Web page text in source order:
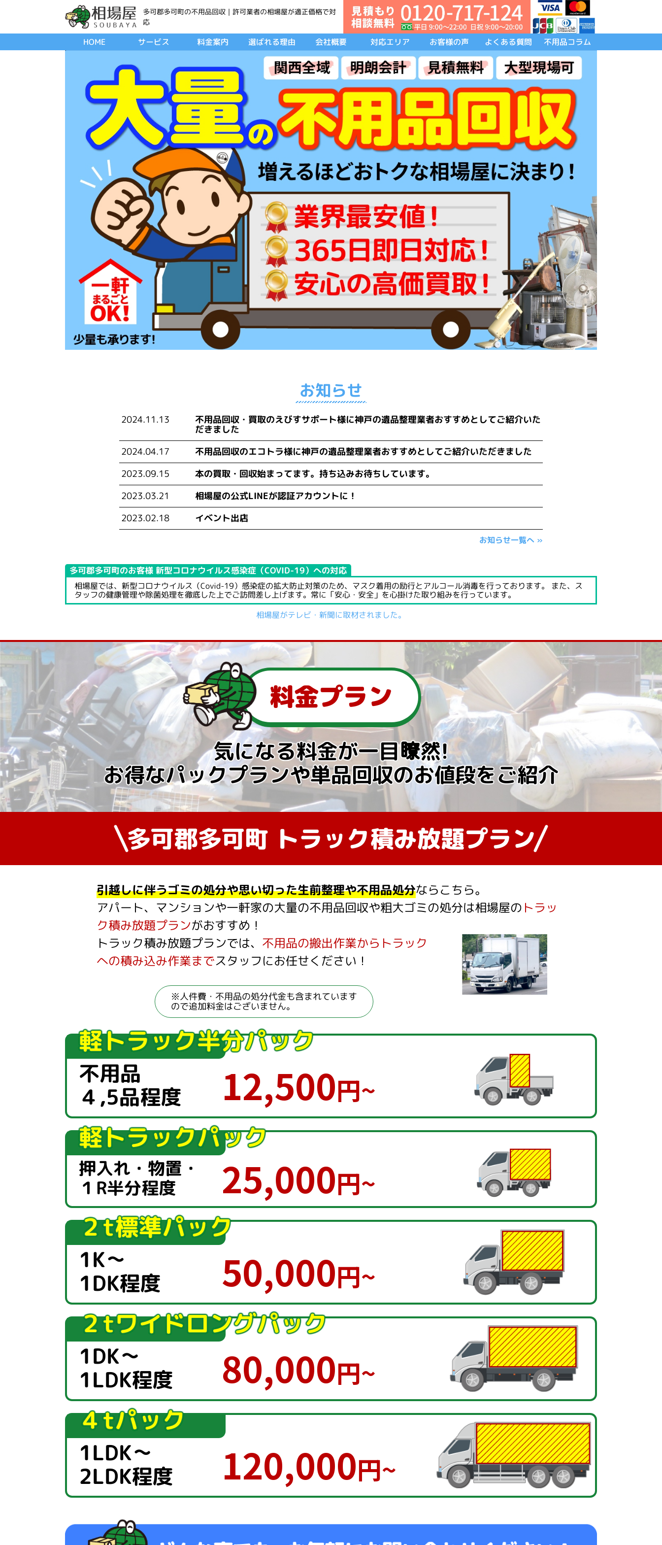
多可郡多可町の不用品回収｜許可業者の相場屋が適正価格で対
応
HOME サービス 料金案内 選ばれる理由 会社概要 対応エリア お客様の声 よくある質問 不用品コラム
お知らせ
2024.11.13
不用品回収・買取のえびすサポート様に神戸の遺品整理業者おすすめとしてご紹介いた
だきました
2024.04.17
不用品回収のエコトラ様に神戸の遺品整理業者おすすめとしてご紹介いただきました
2023.09.15
本の買取・回収始まってます。持ち込みお待ちしています。
2023.03.21
相場屋の公式LINEが認証アカウントに！
2023.02.18
イベント出店
お知らせ一覧へ »
多可郡多可町のお客様 新型コロナウイルス感染症 （COVID-19） への対応
相場屋では、新型コロナウイルス（Covid-19）感染症の拡大防止対策のため、マスク着用の励行とアルコール消毒を行っております。 また、ス
タッフの健康管理や除菌処理を徹底した上でご訪問差し上げます。常に「安心・安全」を心掛けた取り組みを行っています。
相場屋がテレビ・新聞に取材されました。
料金プラン
気になる料金が一目瞭然!
お得なパックプランや単品回収のお値段をご紹介
多可郡多可町 トラック積み放題プラン
引越しに伴うゴミの処分や思い切った生前整理や不用品処分ならこちら。
アパート、マンションや一軒家の大量の不用品回収や粗大ゴミの処分は相場屋の トラッ
ク積み放題プランがおすすめ！
トラック積み放題プランでは、 不用品の搬出作業からトラック
への積み込み作業までスタッフにお任せください！
※人件費・不用品の処分代金も含まれています
ので追加料金はございません。
軽トラック半分パック
不用品
４,5品程度
12,500円~
軽トラックパック
押入れ・物置・
１R半分程度
25,000円~
２t標準パック
1K～
1DK程度
50,000円~
２tワイドロングパック
1DK～
1LDK程度
80,000円~
４tパック
1LDK～
2LDK程度
120,000円~